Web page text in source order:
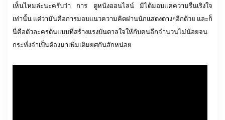
เห็นไหมล่ะนะครับว่า การ ดูหนังออนไลน์ มิได้มอบแค่ความรื่นเริงใจ
เท่านั้น แต่ว่ามันคือการมอบแนวความคิดผ่านนักแสดงต่างๆอีกด้วย และก็
นี่คือตัวละครต้นแบบที่สร้างแรงบันดาลใจให้กับคนอีกจำนวนไม่น้อยจน
กระทั่งจำเป็นต้องมาเพิ่มเติมยศกันสักหน่อย